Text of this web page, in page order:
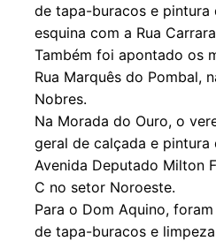
de tapa-buracos e
esquina com a Rua
Também foi apontado os
Rua Marquês do Pombal,
Nobres.
Na Morada do Ouro, o
geral de calçada e pintura
Avenida Deputado Milton
C no setor Noroeste.
Para o Dom Aquino,
de tapa-buracos e